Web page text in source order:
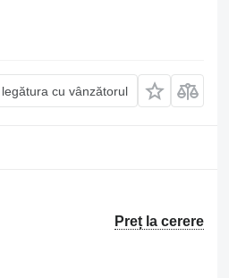
cu vânzătorul
Preț la cerere